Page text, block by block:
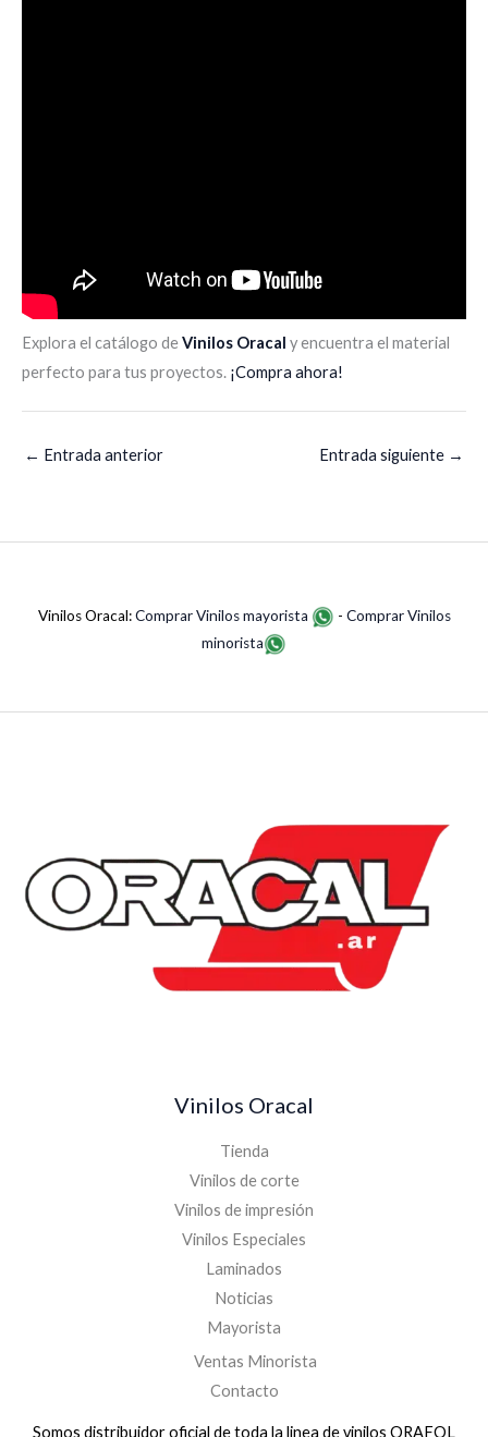
Explora el catálogo deVinilos Oracal y encuentra el material
perfecto para tus proyectos. ¡Compra ahora!
← Entrada anterior Entrada siguiente →
Vinilos Oracal:Comprar Vinilos mayorista - Comprar Vinilos
minorista
Vinilos Oracal
Tienda
Vinilos de corte
Vinilos de impresión
Vinilos Especiales
Laminados
Noticias
Mayorista
Ventas Minorista
Contacto
Somos distribuidor oficial de toda la linea de vinilos ORAFOL